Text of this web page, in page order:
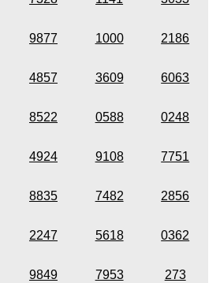
9877 1000 2186
4857 3609 6063
8522 0588 0248
4924 9108 7751
8835 7482 2856
2247 5618 0362
9849 7953 273